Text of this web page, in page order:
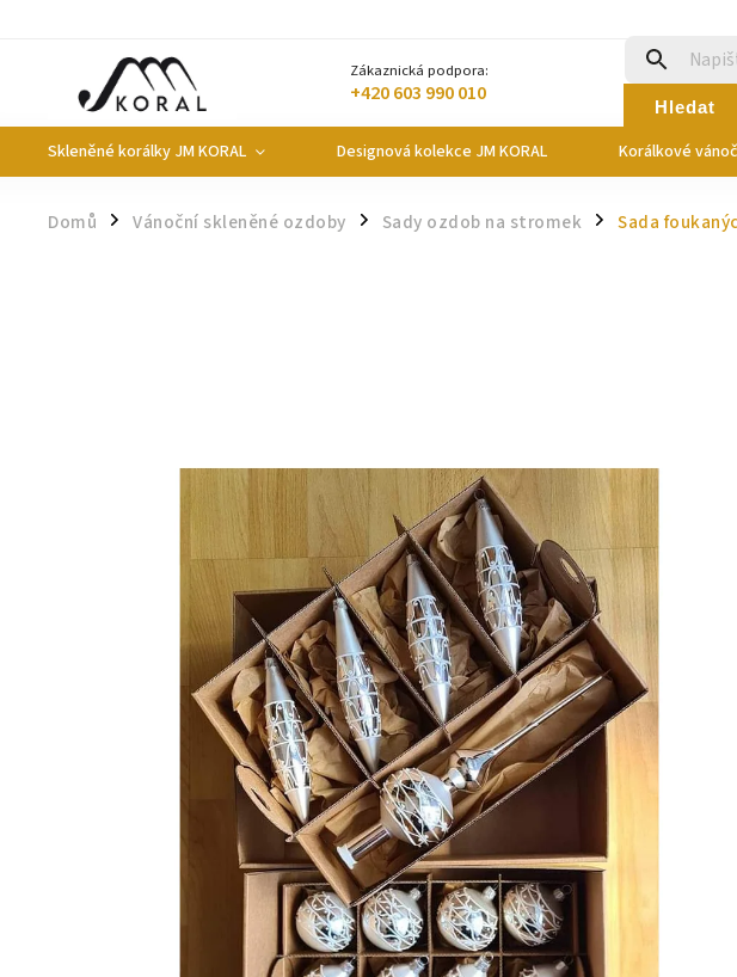
Zákaznická podpora:
+420 603 990 010 Hledat
Skleněné korálky JM KORAL Designová kolekce JM KORAL Korálkové
Domů / Vánoční skleněné ozdoby / Sady ozdob na stromek / Sada